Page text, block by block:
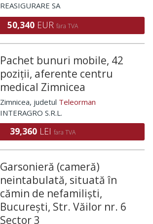
REASIGURARE SA
50,340 EUR fara TVA
Pachet bunuri mobile, 42
poziții, aferente centru
medical Zimnicea
Zimnicea, judetul Teleorman
INTERAGRO S.R.L.
39,360 LEI fara TVA
Garsonieră (cameră)
neintabulată, situată în
cămin de nefamiliști,
București, Str. Văilor nr. 6
Sector 3